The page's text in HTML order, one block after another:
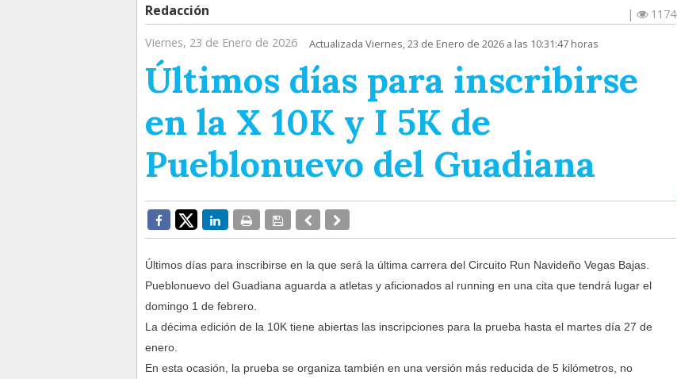
Redacción |
1174
Viernes, 23 de Enero de 2026
Actualizada Viernes, 23 de Enero de 2026 a las 10:31:47 horas
Últimos días para inscribirse
en la X 10K y I 5K de
Pueblonuevo del Guadiana
Últimos días para inscribirse en la que será la última carrera del Circuito Run Navideño Vegas Bajas.
Pueblonuevo del Guadiana aguarda a atletas y aficionados al running en una cita que tendrá lugar el
domingo 1 de febrero.
La décima edición de la 10K tiene abiertas las inscripciones para la prueba hasta el martes día 27 de
enero.
En esta ocasión, la prueba se organiza también en una versión más reducida de 5 kilómetros, no